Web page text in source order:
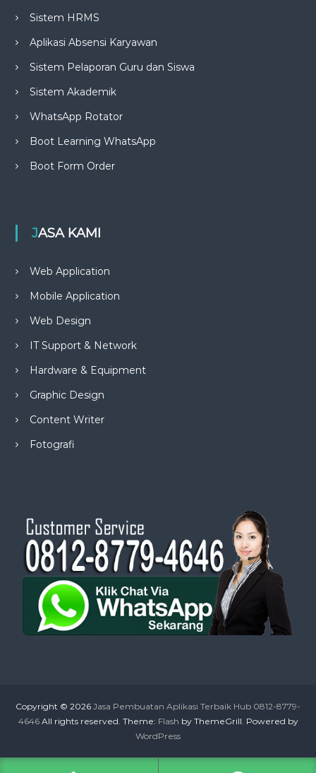
Sistem HRMS
Aplikasi Absensi Karyawan
Sistem Pelaporan Guru dan Siswa
Sistem Akademik
WhatsApp Rotator
Boot Learning WhatsApp
Boot Form Order
JASA KAMI
Web Application
Mobile Application
Web Design
IT Support & Network
Hardware & Equipment
Graphic Design
Content Writer
Fotografi
Copyright © 2026 Jasa Pembuatan Aplikasi Terbaik Hub 0812-8779-
4646All rights reserved. Theme: Flash by ThemeGrill. Powered by
WordPress